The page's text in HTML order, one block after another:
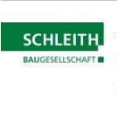
SCHLEITH